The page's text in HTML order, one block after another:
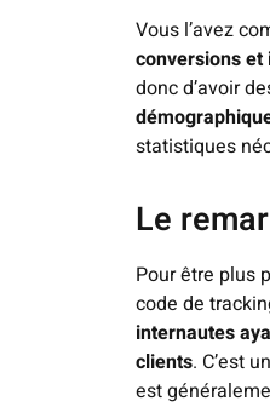
Vous l’avez
conversions
donc d’avoir
statistiques
Le
Pour être plus
code de
internautes
clients. C’est
est